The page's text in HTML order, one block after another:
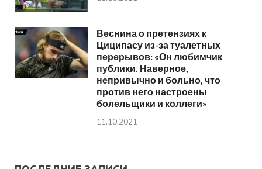
Веснина о претензиях к
Циципасу из-за туалетных
перерывов: «Он любимчик
публики. Наверное,
непривычно и больно, что
против него настроены
болельщики и коллеги»
11.10.2021